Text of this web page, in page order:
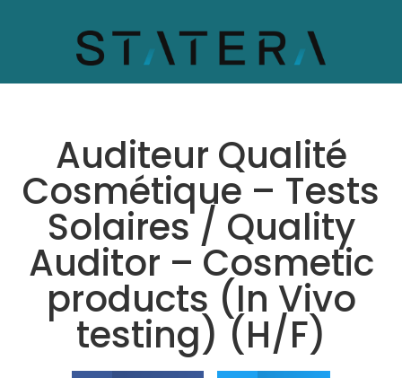
Auditeur Qualité
Cosmétique – Tests
Solaires / Quality
Auditor – Cosmetic
products (In Vivo
testing) (H/F)